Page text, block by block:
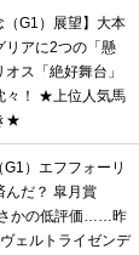
G1）展望】大本
リアに2つの「懸
ス「絶好舞台」
々！ ★上位人気馬
★
）エフフォーリ
んだ？ 皐月賞
さかの低評価……昨
ェルトライゼンデ